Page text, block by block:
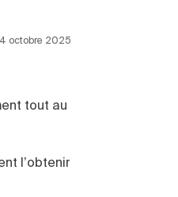
octobre 2025
tout au
l’obtenir